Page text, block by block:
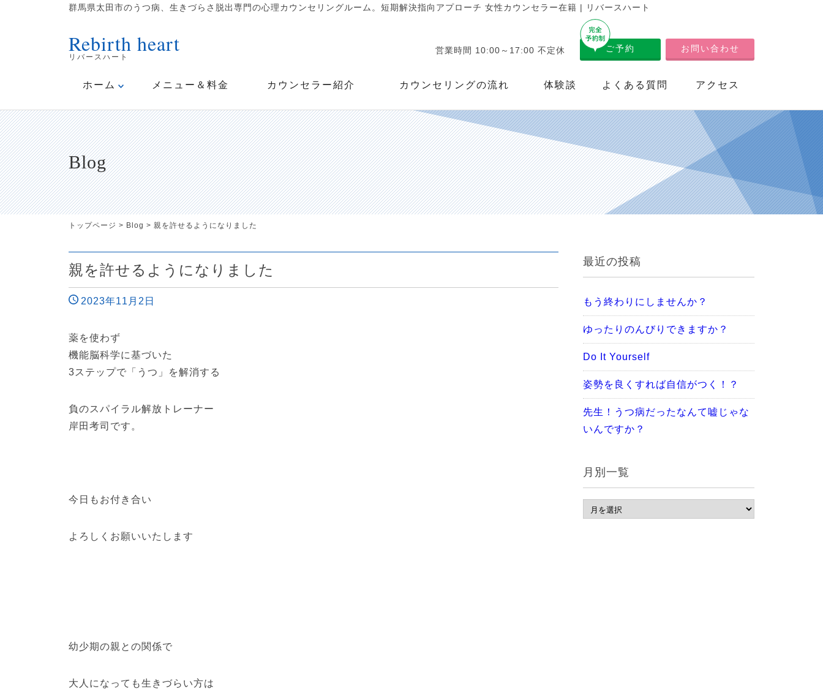
群馬県太田市のうつ病、生きづらさ脱出専門の心理カウンセリングルーム。短期解決指向アプローチ 女性カウンセラー在籍 | リバースハート
Rebirth heart
リバースハート
ご予約 お問い合わせ
営業時間 10:00～17:00 不定休
ホーム メニュー＆料金 カウンセラー紹介 カウンセリングの流れ 体験談 よくある質問 アクセス
Blog
トップページ > Blog > 親を許せるようになりました
親を許せるようになりました
2023年11月2日
薬を使わず
機能脳科学に基づいた
3ステップで「うつ」を解消する
負のスパイラル解放トレーナー
岸田考司です。
今日もお付き合い
よろしくお願いいたします
幼少期の親との関係で
大人になっても生きづらい方は
最近の投稿
もう終わりにしませんか？
ゆったりのんびりできますか？
Do It Yourself
姿勢を良くすれば自信がつく！？
先生！うつ病だったなんて嘘じゃな
いんですか？
月別一覧